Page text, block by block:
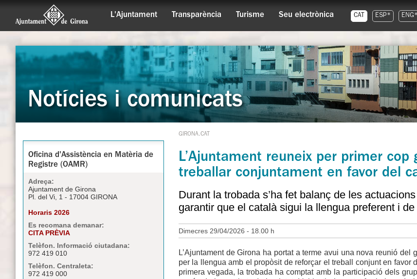
L'Ajuntament Transparència Turisme Seu electrònica CAT ESP* ENG*
Notícies i comunicats
Oficina d'Assistència en Matèria de
Registre (OAMR)
Adreça:
Ajuntament de Girona
Pl. del Vi, 1 - 17004 GIRONA
Horaris 2026
Es recomana demanar:
CITA PRÈVIA
Telèfon. Informació ciutadana:
972 419 010
Telèfon. Centraleta:
972 419 000
GIRONA.CAT
L’Ajuntament reuneix per primer
treballar conjuntament en favor del
Durant la trobada s’ha fet balanç de les
garantir que el català sigui la llengua preferent i
Dimecres 29/04/2026 - 18.00 h
L’Ajuntament de Girona ha portat a terme avui una nova reunió del
per la llengua amb el propòsit de reforçar el treball conjunt en favor
primera vegada, la trobada ha comptat amb la participació dels